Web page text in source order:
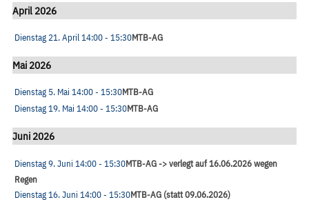
April 2026
Dienstag 21. April14:00- 15:30MTB-AG
Mai 2026
Dienstag 5. Mai 14:00- 15:30MTB-AG
Dienstag 19. Mai 14:00- 15:30MTB-AG
Juni 2026
Dienstag 9. Juni 14:00- 15:30MTB-AG -> verlegt auf 16.06.2026 wegen
Regen
Dienstag 16. Juni 14:00- 15:30MTB-AG (statt 09.06.2026)